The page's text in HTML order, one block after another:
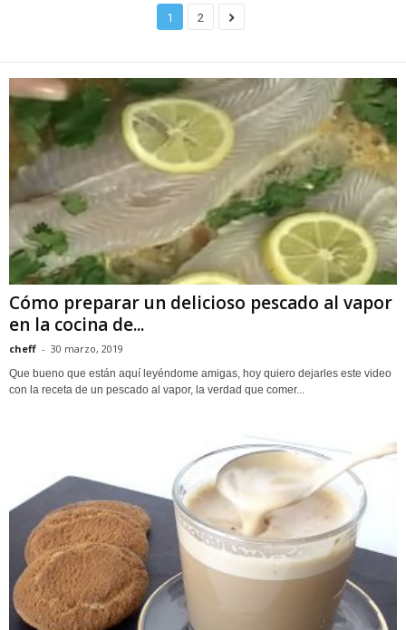
1 2
Cómo preparar un delicioso pescado al vapor
en la cocina de...
cheff - 30 marzo, 2019
Que bueno que están aquí leyéndome amigas, hoy quiero dejarles este video
con la receta de un pescado al vapor, la verdad que comer...